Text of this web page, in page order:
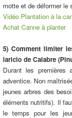
motte et de déformer le
Vidéo Plantation à la
Achat Canne à planter
5) Comment limiter
laricio de Calabre
Durant les premières
adventice. Non
jeunes arbres des
éléments nutritifs). Il
le temps pour les